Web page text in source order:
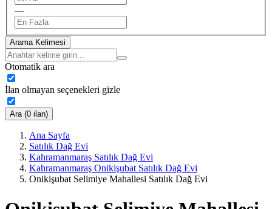
—
Arama Kelimesi
Otomatik ara
İlan olmayan seçenekleri gizle
Ara (0 ilan)
Ana Sayfa
Satılık Dağ Evi
Kahramanmaraş Satılık Dağ Evi
Kahramanmaraş Onikişubat Satılık Dağ Evi
Onikişubat Selimiye Mahallesi Satılık Dağ Evi